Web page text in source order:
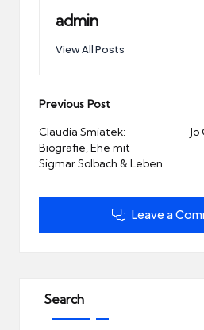
admin
View All Posts
Post
navigation
Previous Post
Claudia Smiatek:
Biografie, Ehe mit
Sigmar Solbach & Leben
Leave a
Search